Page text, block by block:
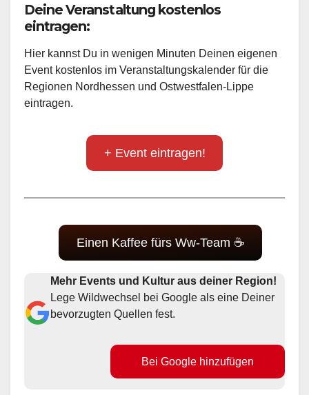
Deine Veranstaltung kostenlos
eintragen:
Hier kannst Du in wenigen Minuten Deinen eigenen
Event kostenlos im Veranstaltungskalender für die
Regionen Nordhessen und Ostwestfalen-Lippe
eintragen.
+ Event eintragen!
Einen Kaffee fürs Ww-Team ☕
Mehr Events und Kultur aus deiner Region!
Lege Wildwechsel bei Google als eine Deiner
bevorzugten Quellen fest.
Bei Google hinzufügen